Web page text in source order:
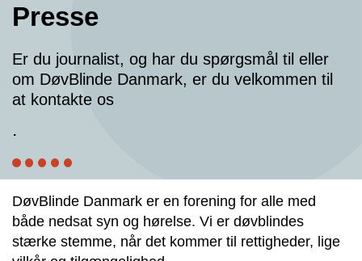
Presse
Er du journalist, og har du spørgsmål til eller
om DøvBlinde Danmark, er du velkommen til
at kontakte os
.
DøvBlinde Danmark er en forening for alle med
både nedsat syn og hørelse. Vi er døvblindes
stærke stemme, når det kommer til rettigheder, lige